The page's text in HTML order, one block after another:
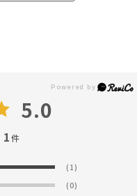
5.0
1件
(1)
(0)